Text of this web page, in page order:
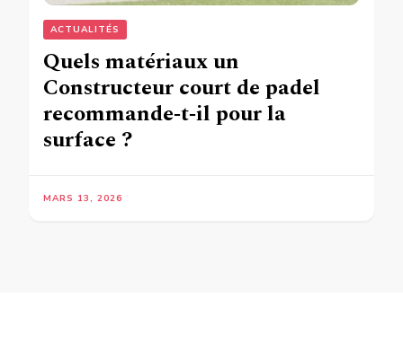
ACTUALITÉS
Quels matériaux un
Constructeur court de padel
recommande‑t‑il pour la
surface ?
MARS 13, 2026